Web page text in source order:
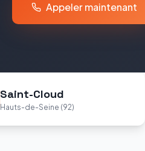
Appeler maintenant
Saint-Cloud
Hauts-de-Seine (92)